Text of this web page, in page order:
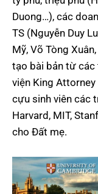
Duong…), các
TS (Nguyễn Duy
Mỹ, Võ Tòng
tạo bài bản từ các
viện King
cựu sinh viên các
Harvard, MIT,
cho Đất mẹ.